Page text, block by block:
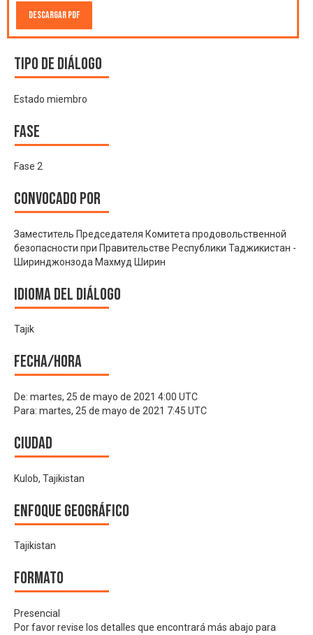
Descargar PDF
Tipo de diálogo
Estado miembro
Fase
Fase 2
Convocado por
Заместитель Председателя Комитета продовольственной
безопасности при Правительстве Республики Таджикистан -
Ширинджонзода Махмуд Ширин
Idioma del Diálogo
Tajik
Fecha/hora
De: martes, 25 de mayo de 2021 4:00 UTC
Para: martes, 25 de mayo de 2021 7:45 UTC
Ciudad
Kulob, Tajikistan
Enfoque geográfico
Tajikistan
Formato
Presencial
Por favor revise los detalles que encontrará más abajo para